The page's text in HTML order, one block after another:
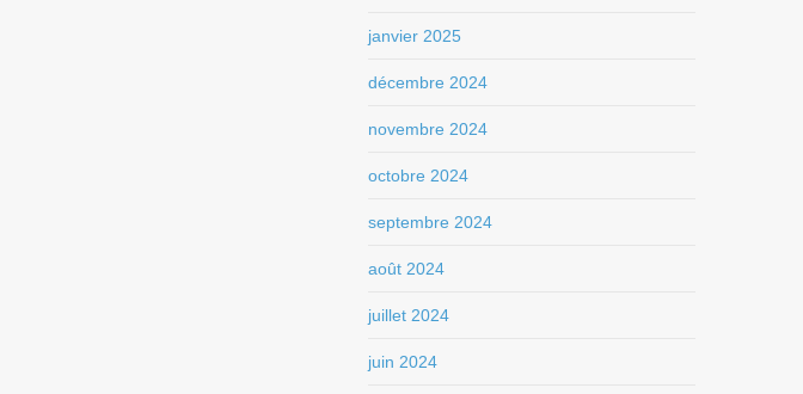
janvier 2025
décembre 2024
novembre 2024
octobre 2024
septembre 2024
août 2024
juillet 2024
juin 2024